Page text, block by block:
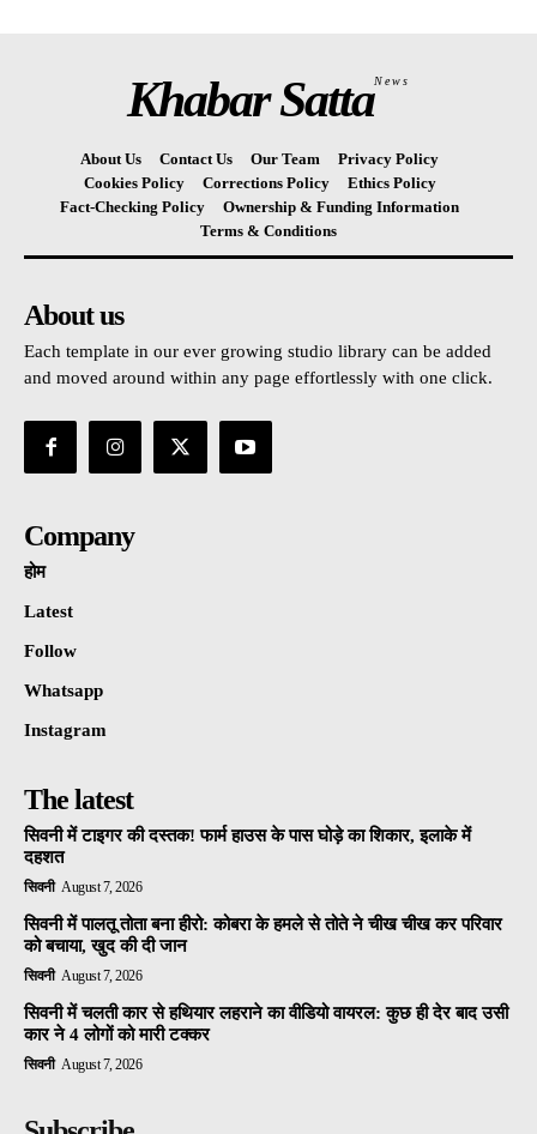
Khabar SattaNews
About Us Contact Us Our Team
Privacy Policy
Cookies Policy
Corrections Policy
Ethics Policy
Fact-Checking Policy
Ownership & Funding Information
Terms & Conditions
About us
Each template in our ever growing studio library can be added
and moved around within any page effortlessly with one click.
Company
होम
Latest
Follow
Whatsapp
Instagram
The latest
सिवनी में टाइगर की दस्तक! फार्म हाउस के पास घोड़े का शिकार, इलाके में
दहशत
सिवनी August 7, 2026
सिवनी में पालतू तोता बना हीरो: कोबरा के हमले से तोते ने चीख चीख कर परिवार
को बचाया, खुद की दी जान
सिवनी August 7, 2026
सिवनी में चलती कार से हथियार लहराने का वीडियो वायरल: कुछ ही देर बाद उसी
कार ने 4 लोगों को मारी टक्कर
सिवनी August 7, 2026